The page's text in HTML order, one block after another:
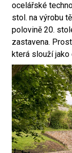
ocelářské
stol. na výrobu
polovině 20.
zastavena.
která slouží